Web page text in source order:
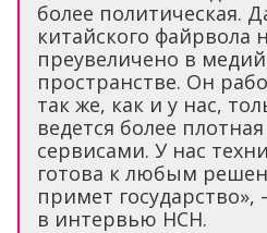
более политическая.
китайского файрвола
преувеличено в
пространстве. Он
так же, как и у нас,
ведется более
сервисами. У нас
готова к любым
примет государство»,
в интервью НСН.